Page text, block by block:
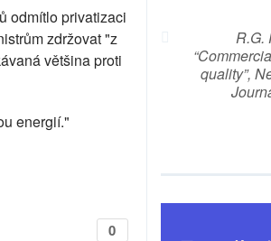
odmítlo privatizaci
zdržovat "z
většina proti
energií."
0
R.G.
quality”,